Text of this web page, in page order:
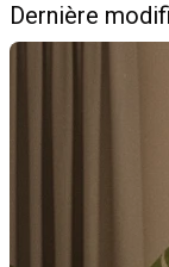
Dernière